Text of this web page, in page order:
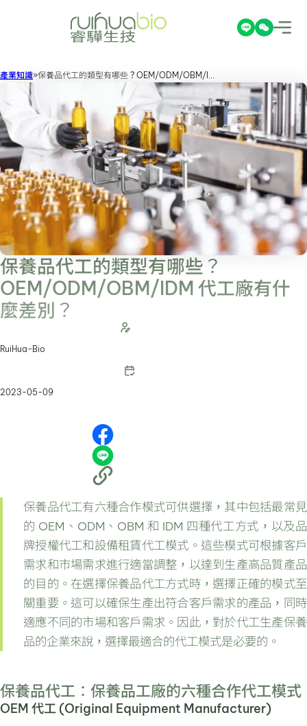
產業知識 保養品代工的類型有哪些？OEM/ODM/OBM/I...
保養品代工的類型有哪些？
OEM/ODM/OBM/IDM 代工廠有什
麼差別？
RuiHua-Bio
2023-05-09
保養品代工有六種合作模式可供選擇，其中包括最常見
的 OEM、ODM、OBM 和 IDM 四種代工方式，以及品
牌授權代工和設備租賃代工模式。這些模式可根據客戶
需求和市場需求進行適當調整，以達到生產高品質產品
的目的。在選擇保養品代工方式時，選擇正確的模式至
關重要。這可以確保生產出符合客戶需求的產品，同時
適應不同的市場和客戶需求。因此，對於代工生產保養
品的企業來說，選擇最適合的代工模式是必要的。
保養品代工：保養品工廠的六種合作代工模式
OEM 代工 (Original Equipment Manufacturer)